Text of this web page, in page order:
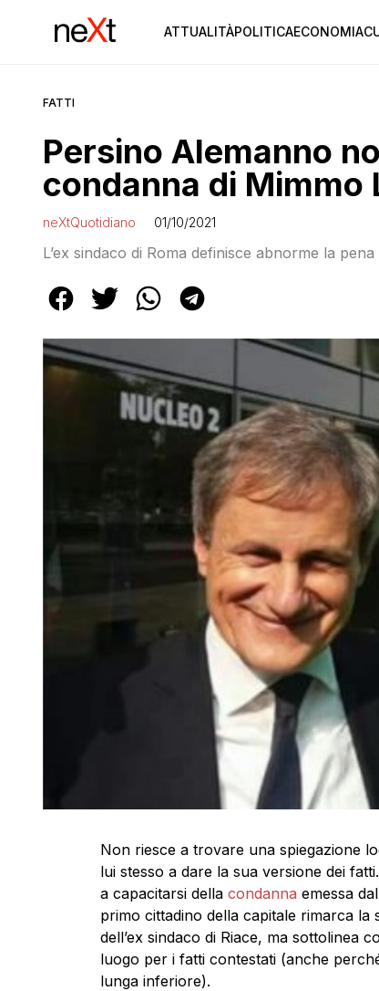
ATTUALITÀPOLITICAECONOMIA
FATTI
Persino Alemanno
condanna di Mimmo
neXtQuotidiano 01/10/2021
L’ex sindaco di Roma definisce abnorme la
Non riesce a trovare una spiegazione
lui stesso a dare la sua versione dei
a capacitarsi della condanna emessa
primo cittadino della capitale rimarca
dell’ex sindaco di Riace, ma sottolinea
luogo per i fatti contestati (anche
lunga inferiore).